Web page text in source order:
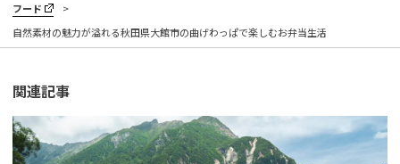
フード
自然素材の魅力が溢れる秋田県大館市の曲げわっぱで楽しむお弁当生活
関連記事